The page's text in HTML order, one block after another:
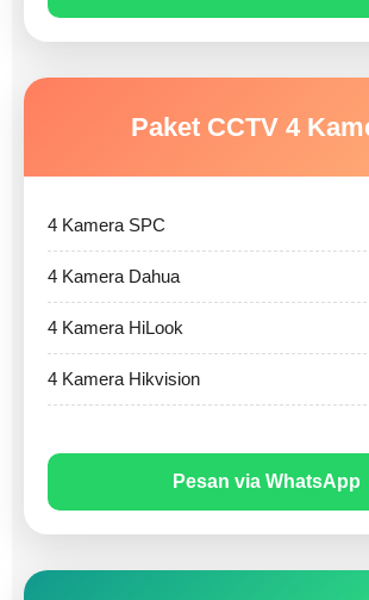
Paket CCTV 4
4 Kamera SPC
4 Kamera Dahua
4 Kamera HiLook
4 Kamera Hikvision
Pesan via WhatsApp